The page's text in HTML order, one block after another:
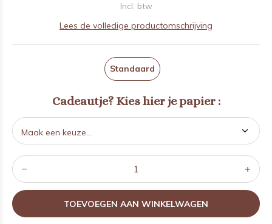
Incl. btw
Lees de volledige productomschrijving
Standaard
Cadeautje? Kies hier je papier :
TOEVOEGEN AAN WINKELWAGEN